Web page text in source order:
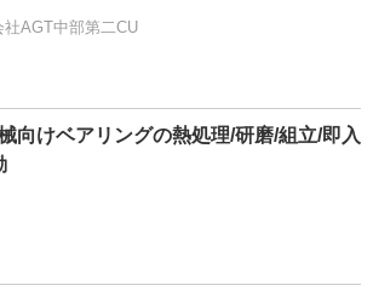
AGT中部第二CU
向けベアリングの熱処理/研磨/組立/即入